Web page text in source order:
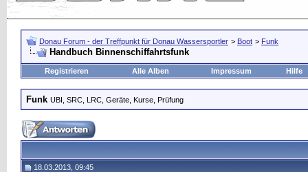
Donau Forum - der Treffpunkt für Donau Wassersportler > Boot > Funk
Handbuch Binnenschiffahrtsfunk
Registrieren Alle Alben Impressum Hilfe
Funk UBI, SRC, LRC, Geräte, Kurse, Prüfung
18.03.2013, 09:45